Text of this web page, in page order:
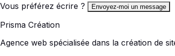
Vous préférez écrire ?
Envoyez-moi un message
Prisma Création
Agence web spécialisée dans la création de